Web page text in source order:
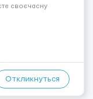
своєчасну
Откликнуться